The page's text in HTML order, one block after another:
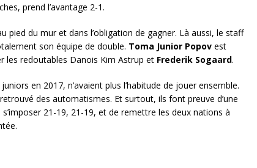
prend l’avantage 2-1.
pied du mur et dans l’obligation de gagner. Là aussi, le staff
son équipe de double. Toma Junior Popov est
les redoutables Danois Kim Astrup et Frederik Sogaard.
en 2017, n’avaient plus l’habitude de jouer ensemble.
des automatismes. Et surtout, ils font preuve d’une
21-19, 21-19, et de remettre les deux nations à